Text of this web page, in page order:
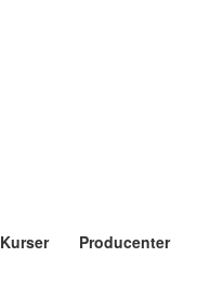
Kurser Producenter